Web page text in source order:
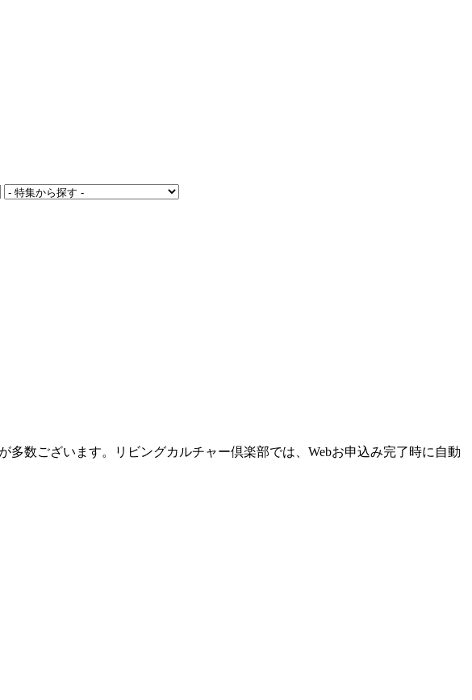
数ございます。リビングカルチャー倶楽部では、Webお申込み完了時に自動